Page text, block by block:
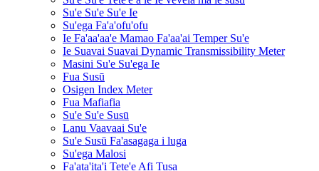
Su'e Su'e Su'e Ie
Su'ega Fa'a'ofu'ofu
Ie Fa'aa'aa'e Mamao Fa'aa'ai Temper Su'e
Ie Suavai Suavai Dynamic Transmissibility Meter
Masini Su'e Su'ega Ie
Fua Susū
Osigen Index Meter
Fua Mafiafia
Su'e Su'e Susū
Lanu Vaavaai Su'e
Su'e Susū Fa'asagaga i luga
Su'ega Malosi
Fa'ata'ita'i Tete'e Afi Tusa